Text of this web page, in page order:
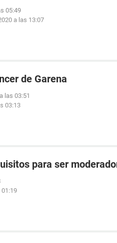
05:49
a las 13:07
de Garena
las 03:51
03:13
para ser
01:19